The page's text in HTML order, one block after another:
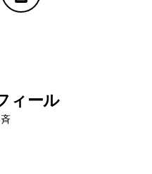
で共有する
ィール